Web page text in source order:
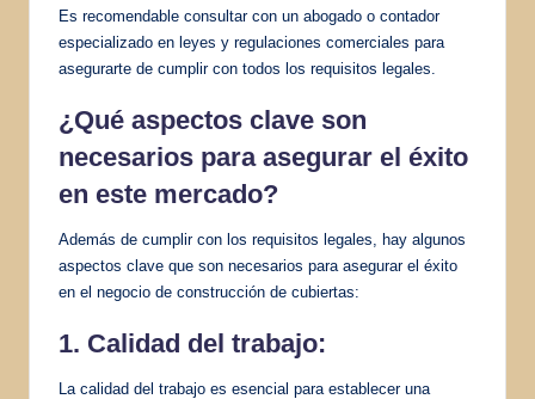
Es recomendable consultar con un abogado o contador
especializado en leyes y regulaciones comerciales para
asegurarte de cumplir con todos los requisitos legales.
¿Qué aspectos clave son
necesarios para asegurar el éxito
en este mercado?
Además de cumplir con los requisitos legales, hay algunos
aspectos clave que son necesarios para asegurar el éxito
en el negocio de construcción de cubiertas:
1. Calidad del trabajo:
La calidad del trabajo es esencial para establecer una